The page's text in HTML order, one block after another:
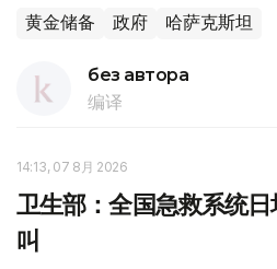
黄金储备 政府 哈萨克斯坦
без автора
编译
14:13, 07 8月 2026
卫生部：全国急救系统
叫